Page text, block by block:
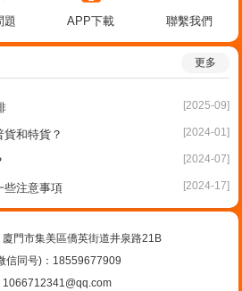
題 APP下載 聯繫我們
更多
[2025-09]
和特貨？ [2024-01]
[2024-07]
些注意事項 [2024-17]
廈門市集美區僑英街道井泉路21B
信同号)：18559677909
1066712341@qq.com